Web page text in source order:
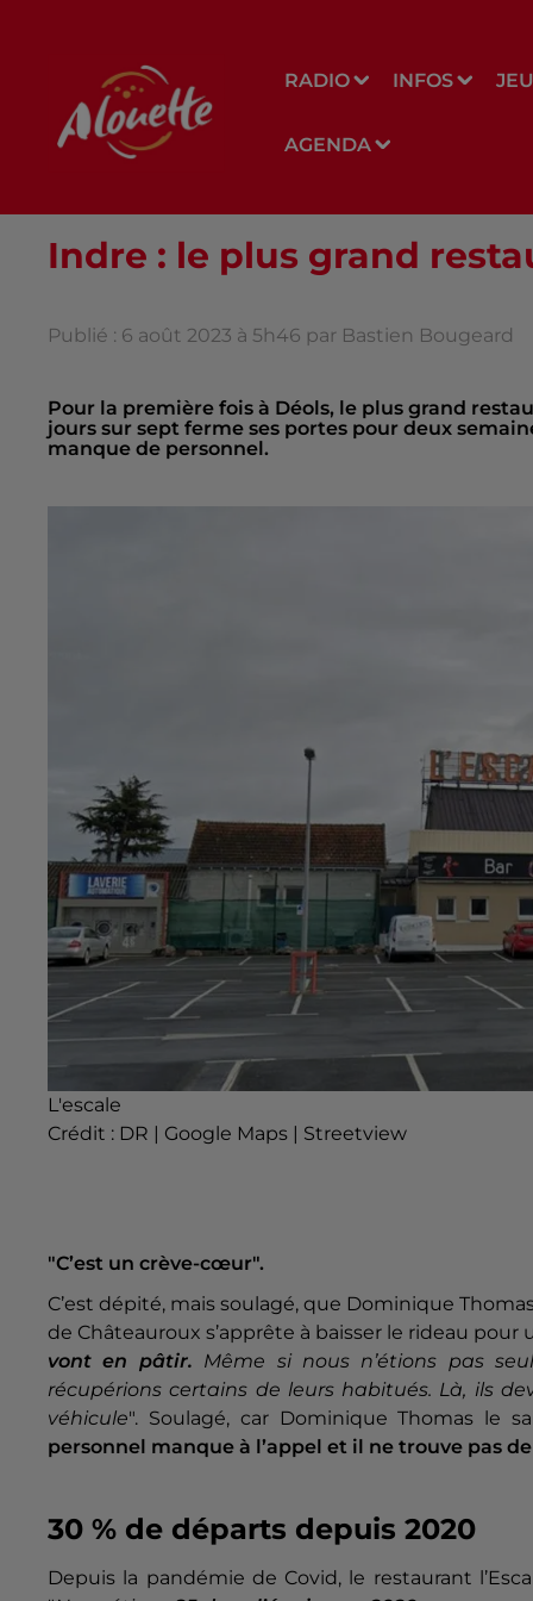
RADIO INFOS
AGENDA
Indre : le plus grand
Publié : 6 août 2023 à 5h46 par Bastien Bougeard
Pour la première fois à Déols, le plus grand
jours sur sept ferme ses portes pour deux
manque de personnel.
L'escale
Crédit : DR | Google Maps | Streetview
"C’est un crève-cœur".
C’est dépité, mais soulagé, que Dominique
de Châteauroux s’apprête à baisser le rideau pour
vont en pâtir. Même si nous n’étions pas
récupérions certains de leurs habitués. Là, ils
véhicule". Soulagé, car Dominique Thomas le
personnel manque à l’appel et il ne trouve pas
30 % de départs depuis 2020
Depuis la pandémie de Covid, le restaurant